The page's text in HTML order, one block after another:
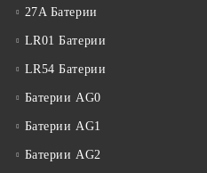
27A Батерии
LR01 Батерии
LR54 Батерии
Батерии AG0
Батерии AG1
Батерии AG2